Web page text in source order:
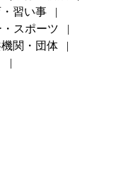
習い事
スポーツ
関・団体